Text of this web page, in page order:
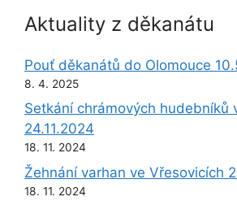
Aktuality z děkanátu
Pouť děkanátů do Olomouce
8. 4. 2025
Setkání chrámových hudebníků
24.11.2024
18. 11. 2024
Žehnání varhan ve Vřesovicích
18. 11. 2024